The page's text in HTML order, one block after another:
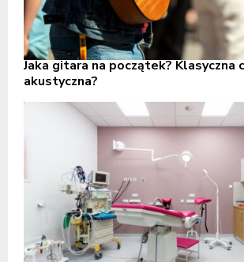
Jaka gitara na początek? Klasyczna
akustyczna?